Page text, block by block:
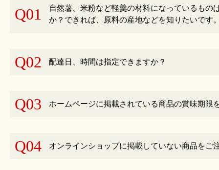
Q01
自然薯、米粉など軽羹の材料になっているもの
か？できれば、原料の産地などを知りたいです
Q02 配達日、時間は指定できますか？
Q03 ホームページに掲載されている商品の賞味期限
Q04 オンラインショップに掲載していない商品をご